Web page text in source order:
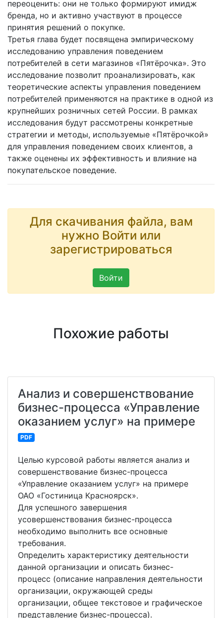
переоценить: они не только формируют имидж
бренда, но и активно участвуют в процессе
принятия решений о покупке.
Третья глава будет посвящена эмпирическому
исследованию управления поведением
потребителей в сети магазинов «Пятёрочка». Это
исследование позволит проанализировать, как
теоретические аспекты управления поведением
потребителей применяются на практике в одной из
крупнейших розничных сетей России. В рамках
исследования будут рассмотрены конкретные
стратегии и методы, используемые «Пятёрочкой»
для управления поведением своих клиентов, а
также оценены их эффективность и влияние на
покупательское поведение.
Для скачивания файла, вам
нужно Войти или
зарегистрироваться
Войти
Похожие работы
Анализ и совершенствование
бизнес-процесса «Управление
оказанием услуг» на примере
PDF
Целью курсовой работы является анализ и
совершенствование бизнес-процесса
«Управление оказанием услуг» на примере
ОАО «Гостиница Красноярск».
Для успешного завершения
усовершенствования бизнес-процесса
необходимо выполнить все основные
требования.
Определить характеристику деятельности
данной организации и описать бизнес-
процесс (описание направления деятельности
организации, окружающей среды
организации, общее текстовое и графическое
представление бизнес-процесса).